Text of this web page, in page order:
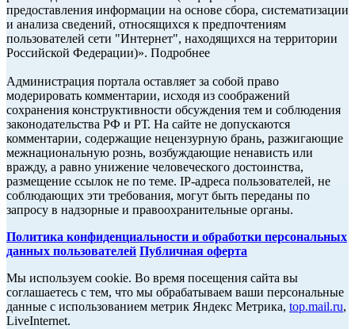
предоставления информации на основе сбора, систематизации
и анализа сведений, относящихся к предпочтениям
пользователей сети "Интернет", находящихся на территории
Российской Федерации)». Подробнее
Администрация портала оставляет за собой право
модерировать комментарии, исходя из соображений
сохранения конструктивности обсуждения тем и соблюдения
законодательства РФ и РТ. На сайте не допускаются
комментарии, содержащие нецензурную брань, разжигающие
межнациональную рознь, возбуждающие ненависть или
вражду, а равно унижение человеческого достоинства,
размещение ссылок не по теме. IP-адреса пользователей, не
соблюдающих эти требования, могут быть переданы по
запросу в надзорные и правоохранительные органы.
Политика конфиденциальности и обработки персональных
данных пользователей Публичная оферта
Мы используем cookie. Во время посещения сайта вы
соглашаетесь с тем, что мы обрабатываем ваши персональные
данные с использованием метрик Яндекс Метрика, top.mail.ru,
LiveInternet.